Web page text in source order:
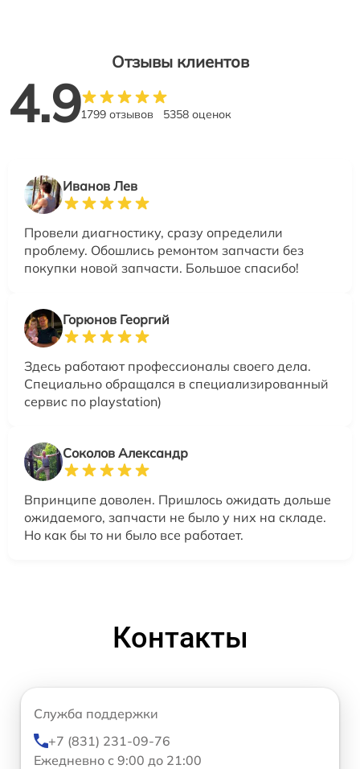
Отзывы клиентов
4.91799 отзывов 5358 оценок
Иванов Лев
Провели диагностику, сразу определили
проблему. Обошлись ремонтом запчасти без
покупки новой запчасти. Большое спасибо!
Горюнов Георгий
Здесь работают профессионалы своего дела.
Специально обращался в специализированный
сервис по playstation)
Соколов Александр
Впринципе доволен. Пришлось ожидать дольше
ожидаемого, запчасти не было у них на складе.
Но как бы то ни было все работает.
Контакты
Служба поддержки
+7 (831) 231-09-76
Ежедневно с 9:00 до 21:00